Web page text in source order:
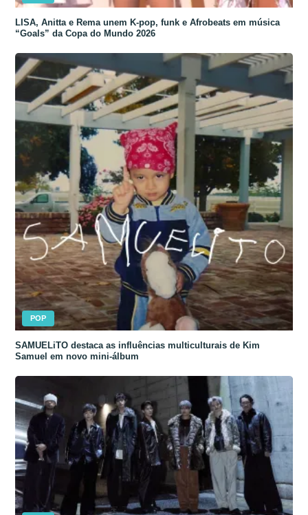
LISA, Anitta e Rema unem K-pop, funk e Afrobeats em música
“Goals” da Copa do Mundo 2026
POP
SAMUELiTO destaca as influências multiculturais de Kim
Samuel em novo mini-álbum